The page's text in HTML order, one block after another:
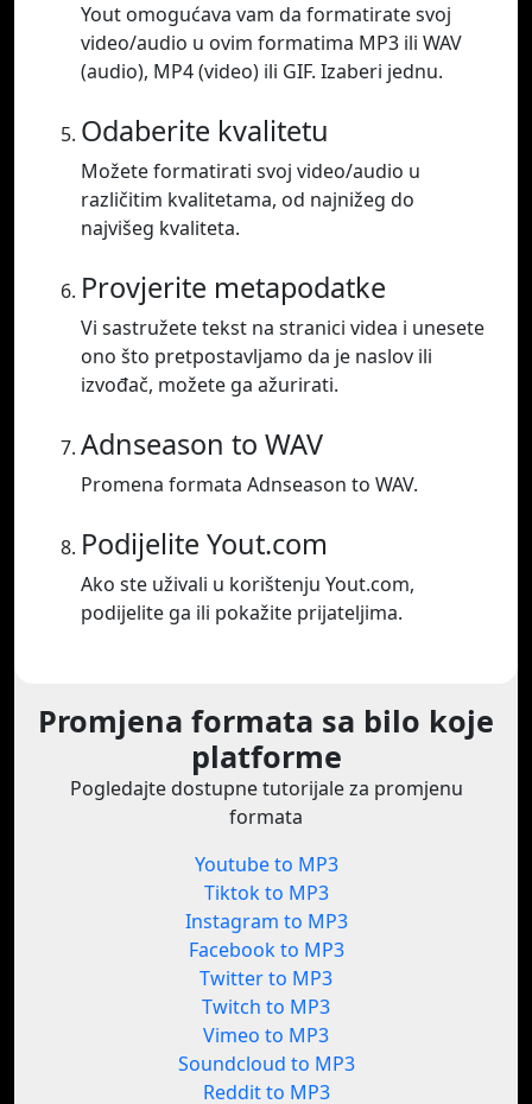
Yout omogućava vam da formatirate svoj
video/audio u ovim formatima MP3 ili WAV
(audio), MP4 (video) ili GIF. Izaberi jednu.
Odaberite kvalitetu
Možete formatirati svoj video/audio u
različitim kvalitetama, od najnižeg do
najvišeg kvaliteta.
Provjerite metapodatke
Vi sastružete tekst na stranici videa i unesete
ono što pretpostavljamo da je naslov ili
izvođač, možete ga ažurirati.
Adnseason to WAV
Promena formata Adnseason to WAV.
Podijelite Yout.com
Ako ste uživali u korištenju Yout.com,
podijelite ga ili pokažite prijateljima.
Promjena formata sa bilo koje
platforme
Pogledajte dostupne tutorijale za promjenu
formata
Youtube to MP3
Tiktok to MP3
Instagram to MP3
Facebook to MP3
Twitter to MP3
Twitch to MP3
Vimeo to MP3
Soundcloud to MP3
Reddit to MP3